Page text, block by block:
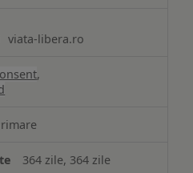
viata-libera.ro
,
364 zile, 364 zile